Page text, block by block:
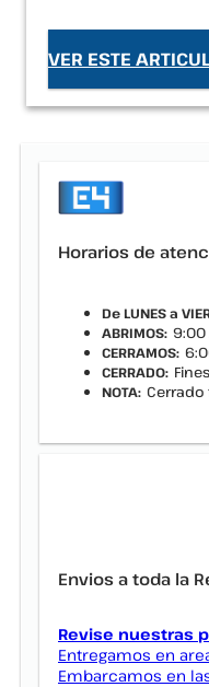
VER ESTE
Horarios de
De LUNES a
ABRIMOS: 9:00
CERRAMOS:
CERRADO:
NOTA: Cerrado
Envios a toda la
Revise nuestras
Entregamos en
Embarcamos en